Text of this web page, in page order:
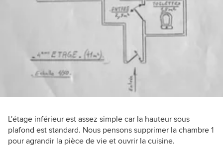
L'étage inférieur est assez simple car la hauteur sous
plafond est standard. Nous pensons supprimer la chambre 1
pour agrandir la pièce de vie et ouvrir la cuisine.